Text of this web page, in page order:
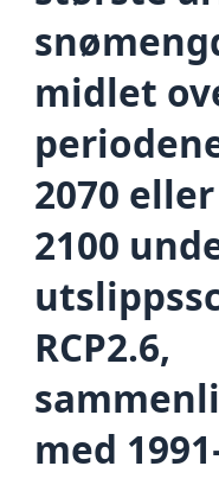
midlet
2070
2100
RCP2.6,
med